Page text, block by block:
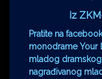
iz
Pratite na
monodrame Your
mladog
nagrađivanog